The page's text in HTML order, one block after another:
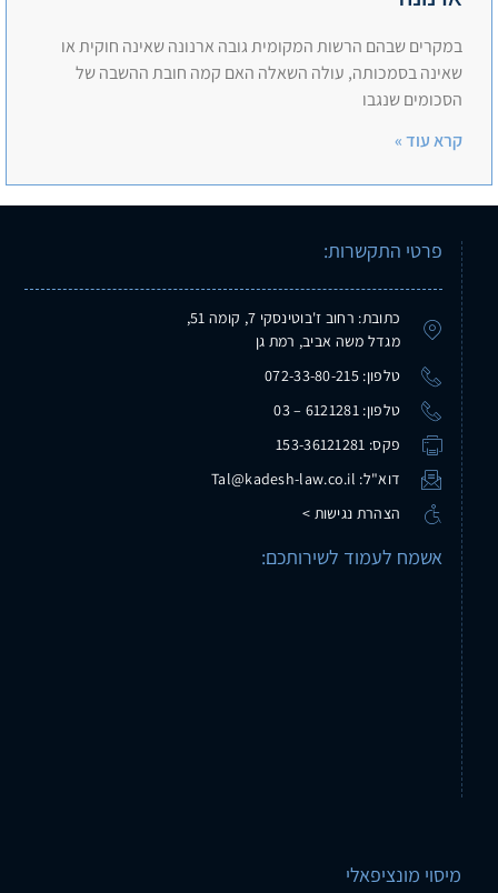
במקרים שבהם הרשות המקומית גובה ארנונה שאינה חוקית או
שאינה בסמכותה, עולה השאלה האם קמה חובת ההשבה של
הסכומים שנגבו
קרא עוד »
מיסוי מונציפאלי
פרטי התקשרות:
כתובת: רחוב ז'בוטינסקי 7, קומה 51,
מגדל משה אביב, רמת גן
טלפון: 072-33-80-215
טלפון: 6121281 – 03
פקס: 153-36121281
דוא"ל: Tal@kadesh-law.co.il
הצהרת נגישות >
אשמח לעמוד לשירותכם: